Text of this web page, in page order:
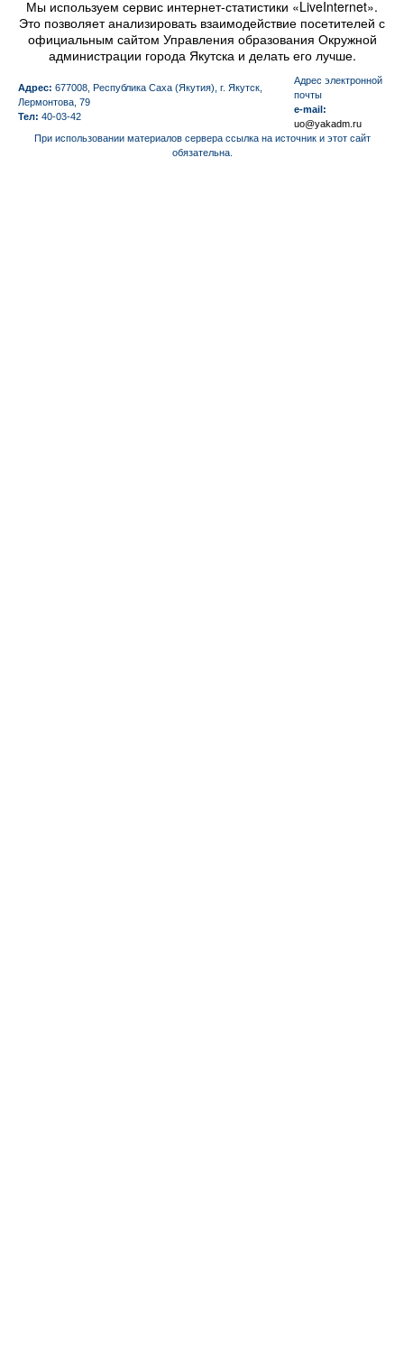
Мы используем сервис интернет-статистики «LiveInternet».
Это позволяет анализировать взаимодействие посетителей с
официальным сайтом Управления образования Окружной
администрации города Якутска и делать его лучше.
Адрес: 677008, Республика Саха (Якутия), г. Якутск,
Лермонтова, 79
Тел: 40-03-42
Aдрес электронной
почты
e-mail:
uo@yakadm.ru
При использовании материалов сервера ссылка на источник и этот сайт
обязательна.